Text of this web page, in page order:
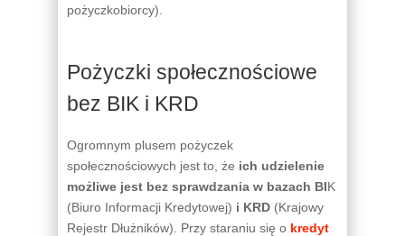
pożyczkobiorcy).
Pożyczki społecznościowe
bez BIK i KRD
Ogromnym plusem pożyczek
społecznościowych jest to, że ich udzielenie
możliwe jest bez sprawdzania w bazach BIK
(Biuro Informacji Kredytowej) i KRD (Krajowy
Rejestr Dłużników). Przy staraniu się o kredyt